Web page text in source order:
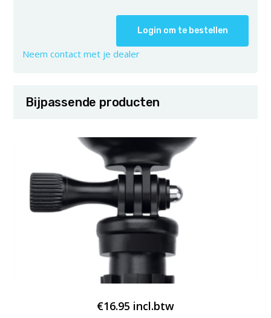
Login om te bestellen
Neem contact met je dealer
Bijpassende producten
€16.95 incl.btw